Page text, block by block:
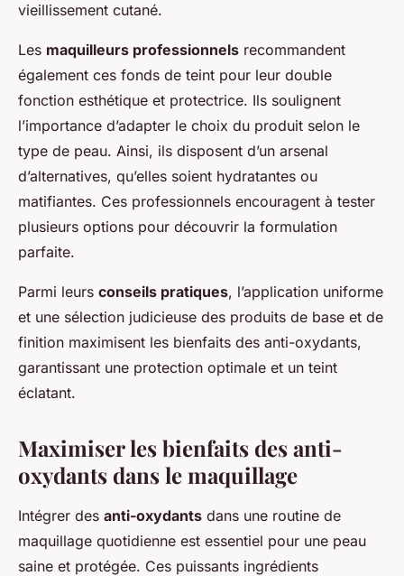
vieillissement cutané.
Les maquilleurs professionnels recommandent
également ces fonds de teint pour leur double
fonction esthétique et protectrice. Ils soulignent
l’importance d’adapter le choix du produit selon le
type de peau. Ainsi, ils disposent d’un arsenal
d’alternatives, qu’elles soient hydratantes ou
matifiantes. Ces professionnels encouragent à tester
plusieurs options pour découvrir la formulation
parfaite.
Parmi leurs conseils pratiques, l’application uniforme
et une sélection judicieuse des produits de base et de
finition maximisent les bienfaits des anti-oxydants,
garantissant une protection optimale et un teint
éclatant.
Maximiser les bienfaits des anti-
oxydants dans le maquillage
Intégrer des anti-oxydants dans une routine de
maquillage quotidienne est essentiel pour une peau
saine et protégée. Ces puissants ingrédients